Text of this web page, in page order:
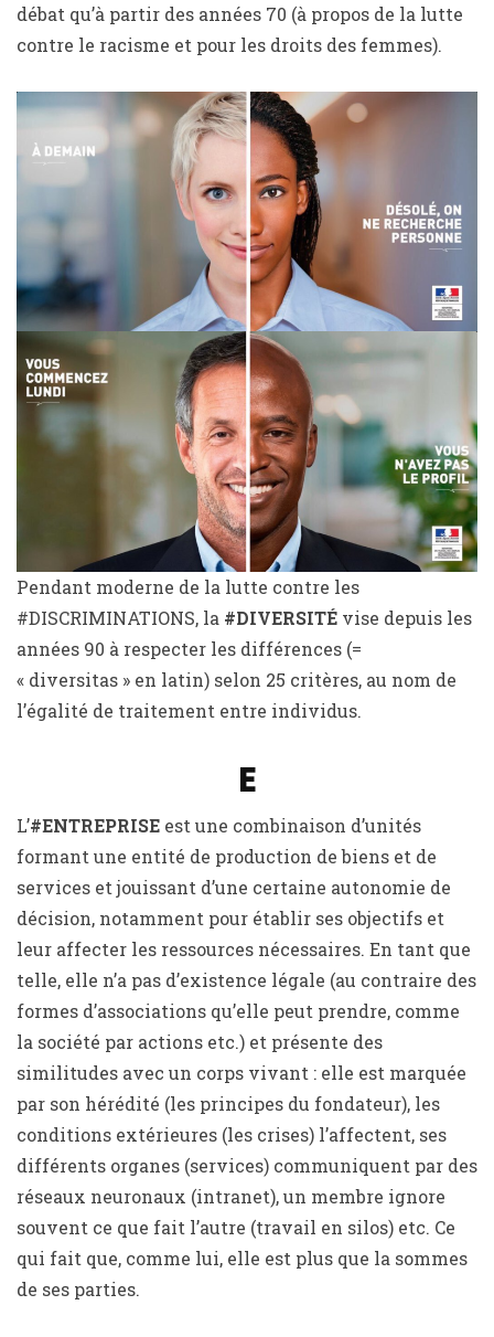
débat qu’à partir des années 70 (à propos de la lutte
contre le racisme et pour les droits des femmes).
Pendant moderne de la lutte contre les
#DISCRIMINATIONS, la #DIVERSITÉ vise depuis les
années 90 à respecter les différences (=
« diversitas » en latin) selon 25 critères, au nom de
l’égalité de traitement entre individus.
E
L’#ENTREPRISE est une combinaison d’unités
formant une entité de production de biens et de
services et jouissant d’une certaine autonomie de
décision, notamment pour établir ses objectifs et
leur affecter les ressources nécessaires. En tant que
telle, elle n’a pas d’existence légale (au contraire des
formes d’associations qu’elle peut prendre, comme
la société par actions etc.) et présente des
similitudes avec un corps vivant : elle est marquée
par son hérédité (les principes du fondateur), les
conditions extérieures (les crises) l’affectent, ses
différents organes (services) communiquent par des
réseaux neuronaux (intranet), un membre ignore
souvent ce que fait l’autre (travail en silos) etc. Ce
qui fait que, comme lui, elle est plus que la sommes
de ses parties.